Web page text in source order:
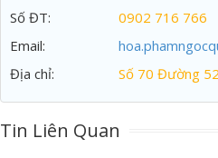
Số ĐT:
0902 716 766
Email:
Địa chỉ:
Số 70 Đường
Tin Liên Quan